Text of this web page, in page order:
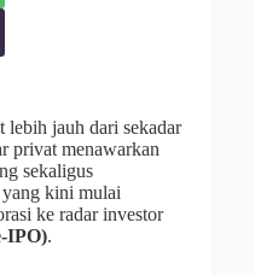
jauh dari sekadar
privat menawarkan
sekaligus
yang kini mulai
ke radar investor
IPO).